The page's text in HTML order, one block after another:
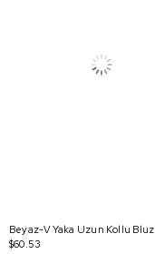
Beyaz-V Yaka Uzun Kollu Bluz
$60.53